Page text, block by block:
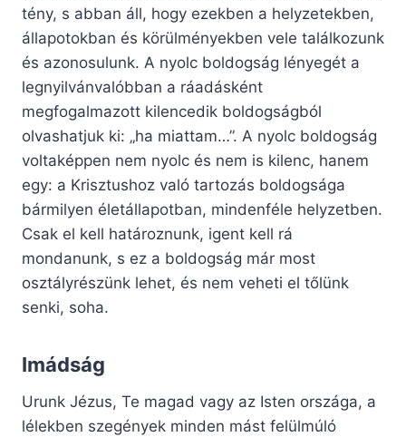
tény, s abban áll, hogy ezekben a helyzetekben,
állapotokban és körülményekben vele találkozunk
és azonosulunk. A nyolc boldogság lényegét a
legnyilvánvalóbban a ráadásként
megfogalmazott kilencedik boldogságból
olvashatjuk ki: „ha miattam…”. A nyolc boldogság
voltaképpen nem nyolc és nem is kilenc, hanem
egy: a Krisztushoz való tartozás boldogsága
bármilyen életállapotban, mindenféle helyzetben.
Csak el kell határoznunk, igent kell rá
mondanunk, s ez a boldogság már most
osztályrészünk lehet, és nem veheti el tőlünk
senki, soha.
Imádság
Urunk Jézus, Te magad vagy az Isten országa, a
lélekben szegények minden mást felülmúló